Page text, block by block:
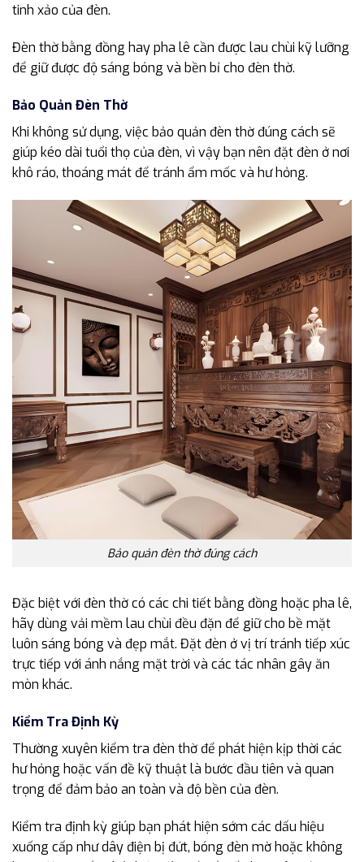
tinh xảo của đèn.
Đèn thờ bằng đồng hay pha lê cần được lau chùi kỹ lưỡng
để giữ được độ sáng bóng và bền bỉ cho đèn thờ.
Bảo Quản Đèn Thờ
Khi không sử dụng, việc bảo quản đèn thờ đúng cách sẽ
giúp kéo dài tuổi thọ của đèn, vì vậy bạn nên đặt đèn ở nơi
khô ráo, thoáng mát để tránh ẩm mốc và hư hỏng.
Bảo quản đèn thờ đúng cách
Đặc biệt với đèn thờ có các chi tiết bằng đồng hoặc pha lê,
hãy dùng vải mềm lau chùi đều đặn để giữ cho bề mặt
luôn sáng bóng và đẹp mắt. Đặt đèn ở vị trí tránh tiếp xúc
trực tiếp với ánh nắng mặt trời và các tác nhân gây ăn
mòn khác.
Kiểm Tra Định Kỳ
Thường xuyên kiểm tra đèn thờ để phát hiện kịp thời các
hư hỏng hoặc vấn đề kỹ thuật là bước đầu tiên và quan
trọng để đảm bảo an toàn và độ bền của đèn.
Kiểm tra định kỳ giúp bạn phát hiện sớm các dấu hiệu
xuống cấp như dây điện bị đứt, bóng đèn mờ hoặc không